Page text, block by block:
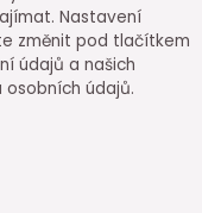
Nastavení
změnit pod tlačítkem
údajů a našich
údajů.